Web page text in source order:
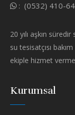
: (0532) 410-
20 yılı aşkın
su tesisatçısı
ekiple hizmet
Kurumsal